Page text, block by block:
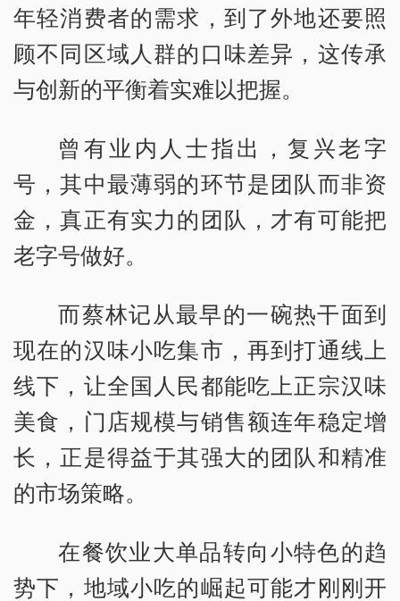
年轻消费者的需求，到了外地还要照
顾不同区域人群的口味差异，这传承
与创新的平衡着实难以把握。
曾有业内人士指出，复兴老字
号，其中最薄弱的环节是团队而非资
金，真正有实力的团队，才有可能把
老字号做好。
而蔡林记从最早的一碗热干面到
现在的汉味小吃集市，再到打通线上
线下，让全国人民都能吃上正宗汉味
美食，门店规模与销售额连年稳定增
长，正是得益于其强大的团队和精准
的市场策略。
在餐饮业大单品转向小特色的趋
势下，地域小吃的崛起可能才刚刚开